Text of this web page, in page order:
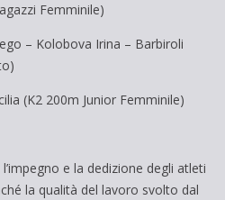
Femminile)
– Kolobova Irina – Barbiroli
(K2 200m Junior Femminile)
e la dedizione degli atleti
la qualità del lavoro svolto dal